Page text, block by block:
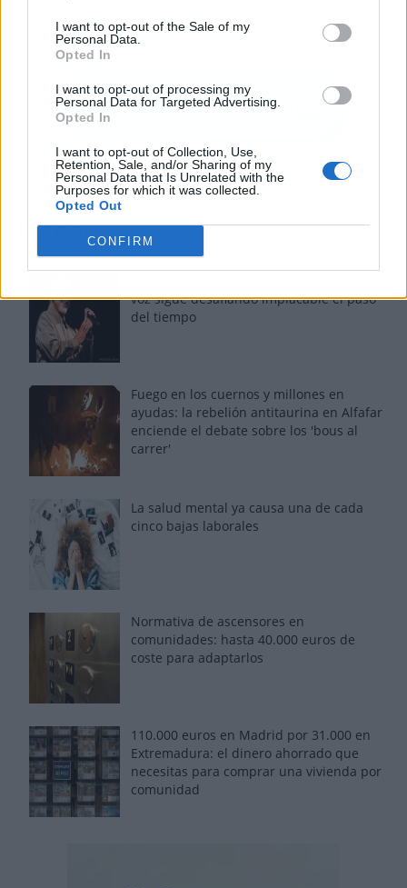
I want to opt-out of the Sale of my
Personal Data.
Opted In
I want to opt-out of processing my
Personal Data for Targeted Advertising.
Opted In
I want to opt-out of Collection, Use,
Retention, Sale, and/or Sharing of my
Personal Data that Is Unrelated with the
Purposes for which it was collected.
Opted Out
CONFIRM
Los más vistos
voz sigue desafiando implacable el paso
del tiempo
Fuego en los cuernos y millones en
ayudas: la rebelión antitaurina en Alfafar
enciende el debate sobre los 'bous al
carrer'
La salud mental ya causa una de cada
cinco bajas laborales
Normativa de ascensores en
comunidades: hasta 40.000 euros de
coste para adaptarlos
110.000 euros en Madrid por 31.000 en
Extremadura: el dinero ahorrado que
necesitas para comprar una vivienda por
comunidad